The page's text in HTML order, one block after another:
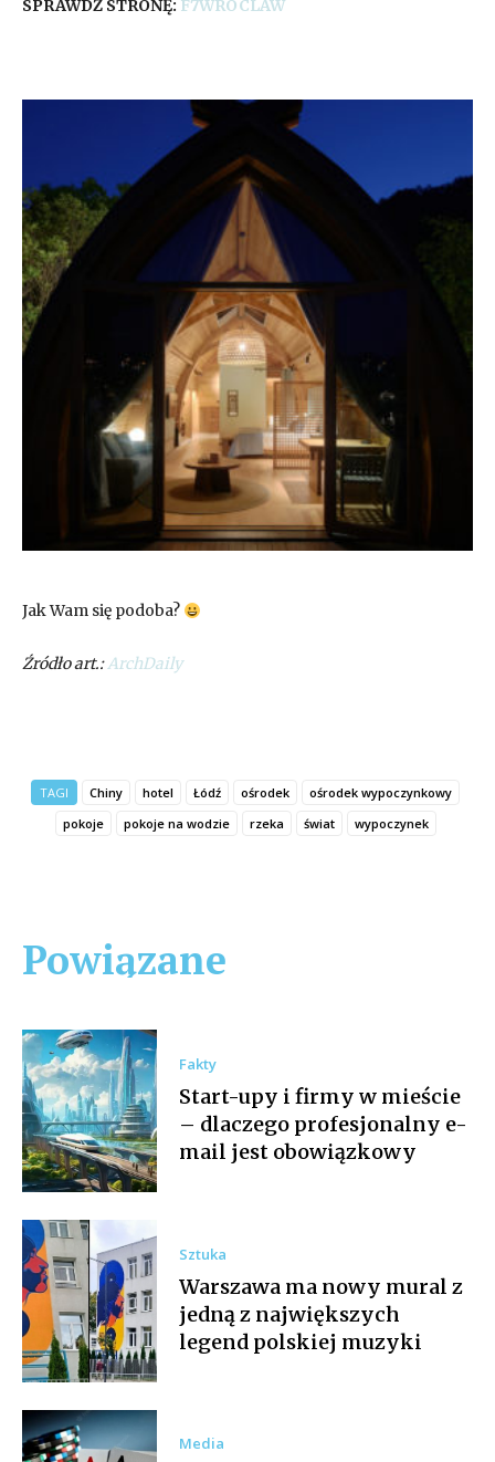
Powiązane
Fakty
Start-upy i firmy w mieście
– dlaczego profesjonalny e-
mail jest obowiązkowy
Sztuka
Warszawa ma nowy mural z
jedną z największych
legend polskiej muzyki
Media
SPRAWDŹ STRONĘ: F7WROCLAW
Jak Wam się podoba?
Źródło art.:ArchDaily
TAGI Chiny hotel Łódź ośrodek
ośrodek wypoczynkowy
pokoje
pokoje na wodzie rzeka świat wypoczynek